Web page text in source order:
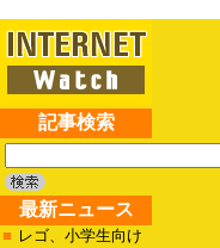
記事検索
最新ニュース
■ レゴ、小学生向け